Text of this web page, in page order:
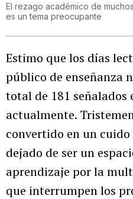
El rezago académico de
es un tema preocupante
Estimo que los días
público de enseñanza
total de 181 señalados
actualmente.
convertido en un cuido
dejado de ser un
aprendizaje por la
que interrumpen los